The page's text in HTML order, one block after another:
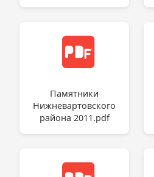
Памятники
Нижневартовского
района 2011.pdf